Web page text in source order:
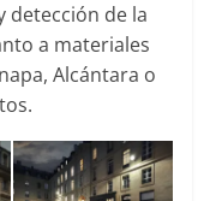
detección de la
a materiales
Alcántara o